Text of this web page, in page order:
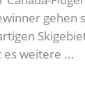
gehen
es weitere